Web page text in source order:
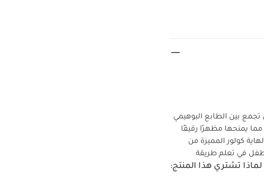
بين الطابع البوهيمي
مما يمنحها مظهرًا رقيقًا
كولور المميزة من
في تعلم طريقة
لماذا تشتري هذا المنتج: